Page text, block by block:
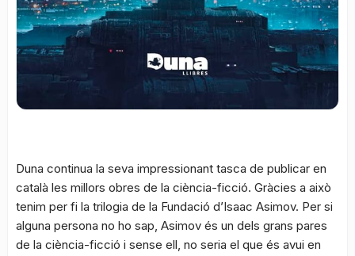
Duna continua la seva impressionant tasca de publicar en
català les millors obres de la ciència-ficció. Gràcies a això
tenim per fi la trilogia de la Fundació d’Isaac Asimov. Per si
alguna persona no ho sap, Asimov és un dels grans pares
de la ciència-ficció i sense ell, no seria el que és avui en